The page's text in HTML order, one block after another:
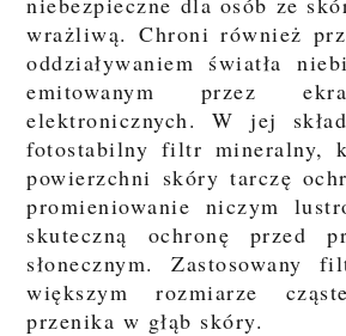
wrażliwą. Chroni również
oddziaływaniem światła
emitowanym przez
elektronicznych. W jej
fotostabilny filtr mineralny,
powierzchni skóry tarczę
promieniowanie niczym
skuteczną ochronę przed
słonecznym. Zastosowany
większym rozmiarze
przenika w głąb skóry.